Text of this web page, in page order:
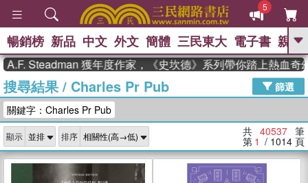
5
GO
熱搜： 東野圭吾 高希均教授回憶錄
、 The Odyssey 、 父親節 、 如果歷
獎 臺灣漫遊錄 、 方念華 、 台灣的李
登輝時代
數學女孩：黎曼猜想 、
偉大的迷走神經
暢銷榜 新品 中文 外文 簡體 三民東大 電子書 親子
獲年度作家，《史坎德》系列帶你踏上熱血奇幻旅程
搜尋結果/ Charles Pr Pub
篩選
關鍵字：Charles Pr Pub
顯示 排序 共 40537 筆
第 1 / 1014 頁